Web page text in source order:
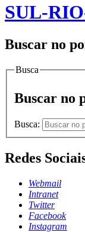
SUL-
Buscar no
Busca
Buscar no
Busca:
Redes
Webmail
Intranet
Twitter
Facebook
Instagram